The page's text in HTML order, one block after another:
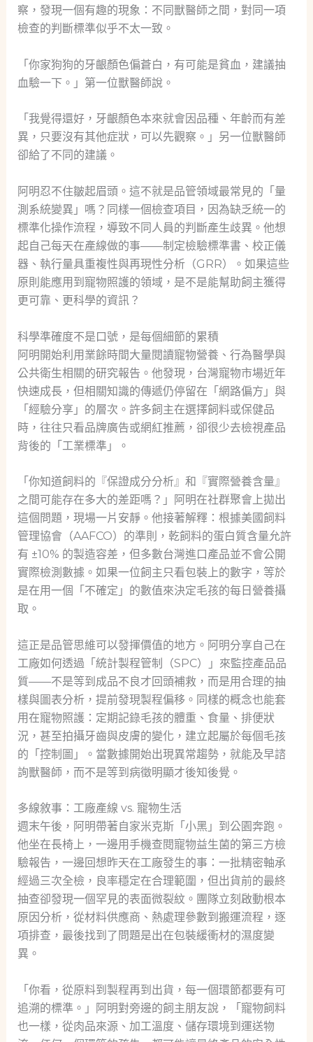
察，發現一個有趣的現象：不同獸醫師之間，對同一項
檢查的判斷標準似乎不太一致。
「你家狗狗的牙齦顏色偏蒼白，有可能是貧血，建議抽
血驗一下。」第一位獸醫師說。
「我覺得還好，牙齦顏色本來就會因品種、年齡而有差
異，只要沒有其他症狀，可以先觀察。」另一位獸醫師
卻給了不同的建議。
阿明忍不住皺起眉頭。這不就是品管領域最常見的「量
測系統變異」嗎？同樣一個檢查項目，因為缺乏統一的
標準化操作流程，導致不同人員的判斷產生歧異。他想
起自己每天在產線做的事——制定檢驗標準書、校正儀
器、執行量具重複性與再現性分析（GRR）。如果這些
原則能應用到寵物照護的領域，是不是能幫助飼主獲得
更可靠、更科學的資訊？
科學準確度不是口號，是每個細節的累積
阿明開始利用業餘時間大量閱讀寵物營養、行為醫學與
公共衛生相關的研究報告。他發現，台灣寵物市場近年
快速成長，但相關知識的傳遞仍停留在「網路偏方」與
「經驗分享」的層次。許多飼主在選擇飼料或保健品
時，往往只看品牌廣告或網紅推薦，卻很少去檢視產品
背後的「工業標準」。
「你知道飼料的『保證成分分析』和『實際營養含量』
之間可能存在多大的差距嗎？」阿明在社群聚會上拋出
這個問題，現場一片安靜。他接著解釋：根據美國飼料
管理協會（AAFCO）的準則，乾飼料的蛋白質含量允許
有 ±10% 的製造容差，但多數台灣進口產品並不會公開
實際檢測數據。如果一位飼主只看包裝上的數字，等於
是在用一個「不確定」的數值來決定毛孩的每日營養攝
取。
這正是品管思維可以發揮價值的地方。阿明分享自己在
工廠如何透過「統計製程管制（SPC）」來監控產品品
質——不是等到成品不良才回頭補救，而是用合理的抽
樣與圖表分析，提前發現製程偏移。同樣的概念也能套
用在寵物照護：定期記錄毛孩的體重、食量、排便狀
況，甚至拍攝牙齒與皮膚的變化，建立起屬於每個毛孩
的「控制圖」。當數據開始出現異常趨勢，就能及早諮
詢獸醫師，而不是等到病徵明顯才後知後覺。
多線敘事：工廠產線 vs. 寵物生活
週末午後，阿明帶著自家米克斯「小黑」到公園奔跑。
他坐在長椅上，一邊用手機查閱寵物益生菌的第三方檢
驗報告，一邊回想昨天在工廠發生的事：一批精密軸承
經過三次全檢，良率穩定在合理範圍，但出貨前的最終
抽查卻發現一個罕見的表面微裂紋。團隊立刻啟動根本
原因分析，從材料供應商、熱處理參數到搬運流程，逐
項排查，最後找到了問題是出在包裝緩衝材的濕度變
異。
「你看，從原料到製程再到出貨，每一個環節都要有可
追溯的標準。」阿明對旁邊的飼主朋友說，「寵物飼料
也一樣，從肉品來源、加工溫度、儲存環境到運送物